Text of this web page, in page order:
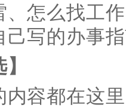
、怎么找工
己写的办事
内容都在这